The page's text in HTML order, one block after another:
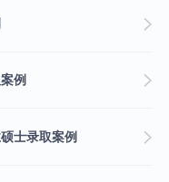
例
士录取案例